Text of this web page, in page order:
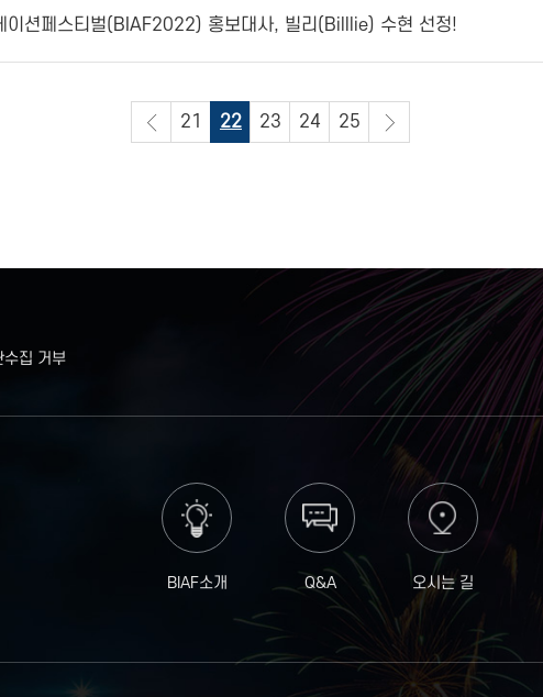
이션페스티벌(BIAF2022) 홍보대사, 빌리(Billlie) 수현 선정!
21 22 23 24 25
수집 거부
BIAF소개 Q&A 오시는 길